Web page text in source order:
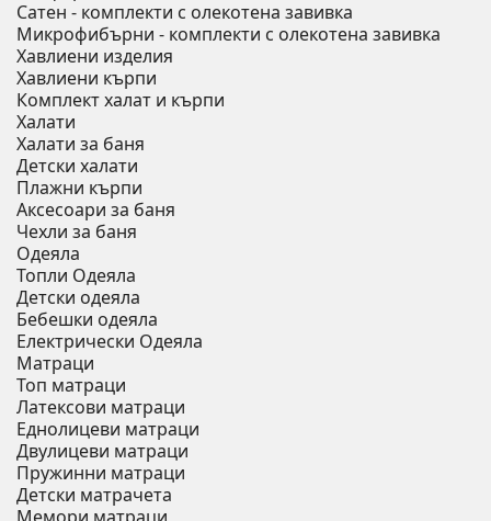
Сатен - комплекти с олекотена завивка
Микрофибърни - комплекти с олекотена завивка
Хавлиени изделия
Хавлиени кърпи
Комплект халат и кърпи
Халати
Халати за баня
Детски халати
Плажни кърпи
Аксесоари за баня
Чехли за баня
Одеяла
Топли Одеяла
Детски одеяла
Бебешки одеяла
Електрически Одеяла
Матраци
Топ матраци
Латексови матраци
Еднолицеви матраци
Двулицеви матраци
Пружинни матраци
Детски матрачета